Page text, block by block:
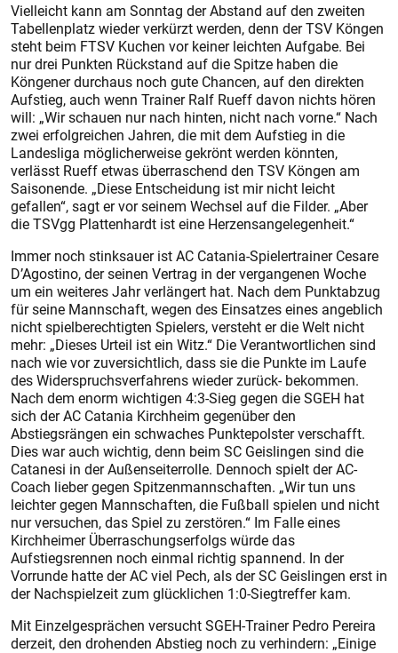
Vielleicht kann am Sonntag der Abstand auf den zweiten
Tabellenplatz wieder verkürzt werden, denn der TSV Köngen
steht beim FTSV Kuchen vor keiner leichten Aufgabe. Bei
nur drei Punkten Rückstand auf die Spitze haben die
Köngener durchaus noch gute Chancen, auf den direkten
Aufstieg, auch wenn Trainer Ralf ­Rueff davon nichts hören
will: „Wir schauen nur nach hinten, nicht nach vorne.“ Nach
zwei erfolgreichen Jahren, die mit dem Aufstieg in die
Landesliga möglicherweise gekrönt werden könnten,
verlässt Rueff etwas überraschend den TSV Köngen am
Saisonende. „Diese Entscheidung ist mir nicht leicht
gefallen“, sagt er vor seinem Wechsel auf die Filder. „Aber
die TSVgg Plattenhardt ist eine Herzensangelegenheit.“
Immer noch stinksauer ist AC Catania-Spielertrainer Cesare
D’Agostino, der seinen Vertrag in der vergangenen Woche
um ein weiteres Jahr verlängert hat. Nach dem Punktabzug
für seine Mannschaft, wegen des Einsatzes eines angeblich
nicht spielberechtigten Spielers, versteht er die Welt nicht
mehr: „Dieses Urteil ist ein Witz.“ Die Verantwortlichen sind
nach wie vor zuversichtlich, dass sie die Punkte im Laufe
des Widerspruchsverfahrens wieder zurück- bekommen.
Nach dem enorm wichtigen 4:3-Sieg gegen die SGEH hat
sich der AC Catania Kirchheim gegenüber den
Abstiegsrängen ein schwaches Punktepolster verschafft.
Dies war auch wichtig, denn beim SC Geislingen sind die
Catanesi in der Außenseiterrolle. Dennoch spielt der AC-
Coach lieber gegen Spitzenmannschaften. „Wir tun uns
leichter gegen Mannschaften, die Fußball spielen und nicht
nur versuchen, das Spiel zu zerstören.“ Im Falle eines
Kirchheimer Überraschungserfolgs würde das
Aufstiegsrennen noch einmal richtig spannend. In der
Vorrunde hatte der AC viel Pech, als der SC Geislingen erst in
der Nachspielzeit zum glücklichen 1:0-Siegtreffer kam.
Mit Einzelgesprächen versucht SGEH-Trainer Pedro Pereira
derzeit, den drohenden Abstieg noch zu verhindern: „Einige